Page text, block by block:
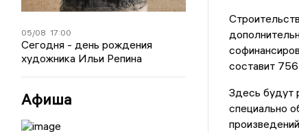
05/08 17:00
Сегодня - день рождения
художника Ильи Репина
Афиша
составит
Здесь будут
специально